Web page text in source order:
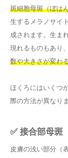
斑細胞母斑（ぼは
生するメラノサイ
成されます。生ま
現れるものもあり、
数や大きさが変わ
ほくろにはいくつ
際の方法が異なり
✅ 接合部母斑
皮膚の浅い部分（